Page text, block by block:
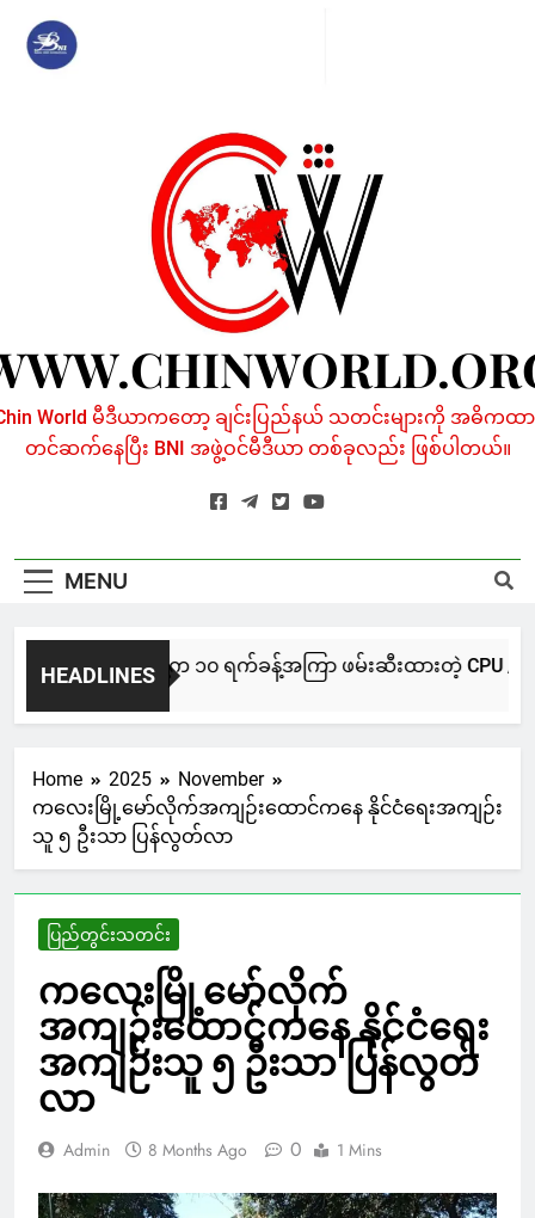
content
World မီဒီယာကတော့ ချင်းပြည်နယ် သတင်းများကို အဓိကထာ
တင်ဆက်နေပြီး BNI အဖွဲ့ဝင်မီဒီယာ တစ်ခုလည်း ဖြစ်ပါတယ်။
MENU
HEADLINES
NUG မကွေးအဖွဲ့က ၁၀ ရက်ခန့်အကြာ ဖမ်းဆီးထားတဲ့ CPU /
6 Hours Ago
Home 2025
November
ကလေးမြို့မော်လိုက်အကျဉ်းထောင်ကနေ နိုင်ငံရေးအကျဉ်း
သူ ၅ ဦးသာ ပြန်လွတ်လာ
ပြည်တွင်းသတင်း
ကလေးမြို့မော်လိုက်
အကျဉ်းထောင်ကနေ နိုင်ငံရေး
အကျဉ်းသူ ၅ ဦးသာ ပြန်လွတ်
လာ
Admin 8 Months Ago 0 1 Mins